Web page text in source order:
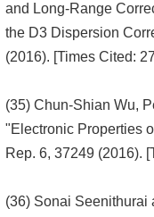
and Long-Range
the D3 Dispersion
(2016). [Times Cited:
(35) Chun-Shian Wu,
"Electronic Properties
Rep. 6, 37249 (2016).
(36) Sonai Seenithurai